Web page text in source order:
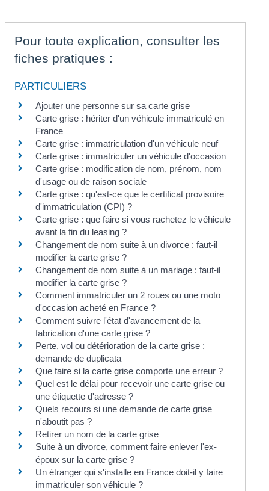
Pour toute explication, consulter les
fiches pratiques :
PARTICULIERS
Ajouter une personne sur sa carte grise
Carte grise : hériter d'un véhicule immatriculé en
France
Carte grise : immatriculation d'un véhicule neuf
Carte grise : immatriculer un véhicule d'occasion
Carte grise : modification de nom, prénom, nom
d'usage ou de raison sociale
Carte grise : qu'est-ce que le certificat provisoire
d'immatriculation (CPI) ?
Carte grise : que faire si vous rachetez le véhicule
avant la fin du leasing ?
Changement de nom suite à un divorce : faut-il
modifier la carte grise ?
Changement de nom suite à un mariage : faut-il
modifier la carte grise ?
Comment immatriculer un 2 roues ou une moto
d'occasion acheté en France ?
Comment suivre l'état d'avancement de la
fabrication d'une carte grise ?
Perte, vol ou détérioration de la carte grise :
demande de duplicata
Que faire si la carte grise comporte une erreur ?
Quel est le délai pour recevoir une carte grise ou
une étiquette d'adresse ?
Quels recours si une demande de carte grise
n'aboutit pas ?
Retirer un nom de la carte grise
Suite à un divorce, comment faire enlever l'ex-
époux sur la carte grise ?
Un étranger qui s'installe en France doit-il y faire
immatriculer son véhicule ?